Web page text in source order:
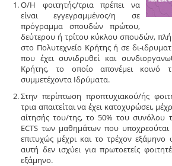
Ο/Η φοιτητής/τρια πρέπει να
είναι εγγεγραμμένος/η σε
πρόγραμμα σπουδών πρώτου,
δεύτερου ή τρίτου κύκλου σπουδών,
στο Πολυτεχνείο Κρήτης ή σε δι-
που έχει συνιδρυθεί και
Κρήτης, το οποίο απονέμει κοινό
συμμετέχοντα Ιδρύματα.
Στην περίπτωση προπτυχιακού/ής
τρια απαιτείται να έχει κατοχυρώσει,
αίτησής του/της, το 50% του συνόλου
ECTS των μαθημάτων που
επιτυχώς μέχρι και το τρέχον
αυτή δεν ισχύει για πρωτοετείς
εξάμηνο.